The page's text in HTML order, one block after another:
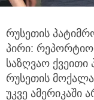
რუსეთის
პირი:
საზღვაო
რუსეთის
უკვე ამერიკაში